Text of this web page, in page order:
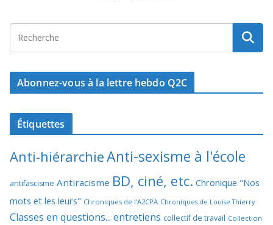
Abonnez-vous à la lettre hebdo Q2C
Étiquettes
Anti-hiérarchieAnti-sexisme à l'école
antifascisme Antiracisme BD, ciné, etc. Chronique "Nos
mots et les leurs" Chroniques de l'A2CPA Chroniques de Louise Thierry
Classes en questions... entretiens collectif de travail Collection